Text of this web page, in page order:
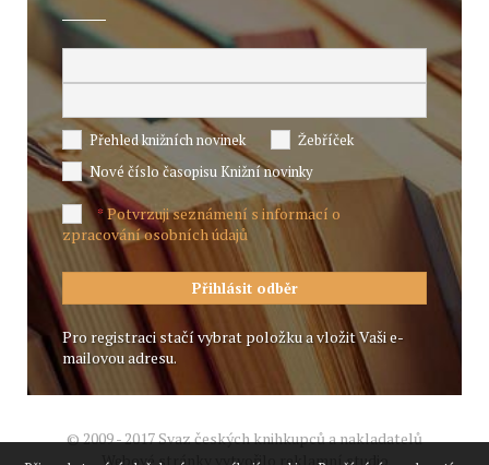
Přehled knižních novinek
Žebříček
Nové číslo časopisu Knižní novinky
*Potvrzuji seznámení s informací o
zpracování osobních údajů
Pro registraci stačí vybrat položku a vložit Vaši e-
mailovou adresu.
© 2009 - 2017 Svaz českých knihkupců a nakladatelů
Webové stránky vytvořilo reklamní studio